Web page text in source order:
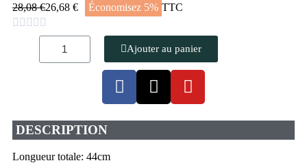
28,08 €26,68 € Économisez 5% TTC
    
Ajouter au panier
DESCRIPTION
Longueur totale: 44cm